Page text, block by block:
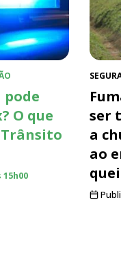
pode
O que
Trânsito
15h00
ser
a
ao